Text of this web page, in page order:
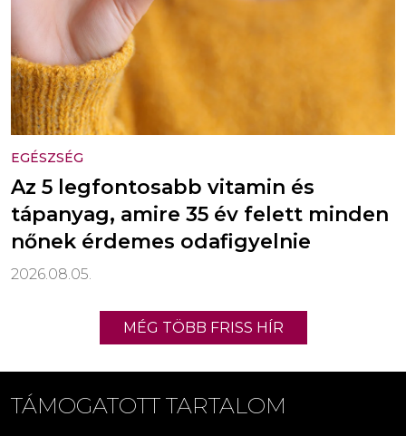
EGÉSZSÉG
Az 5 legfontosabb vitamin és
tápanyag, amire 35 év felett minden
nőnek érdemes odafigyelnie
2026.08.05.
MÉG TÖBB FRISS HÍR
TÁMOGATOTT TARTALOM